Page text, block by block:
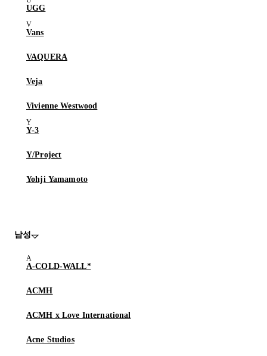
UGG
Vans
VAQUERA
Veja
Vivienne Westwood
Y-3
Y/Project
Yohji Yamamoto
남성
A-COLD-WALL*
ACMH
ACMH x Love International
Acne Studios